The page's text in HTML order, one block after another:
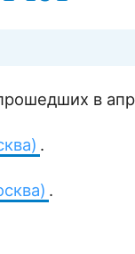
в
.
.